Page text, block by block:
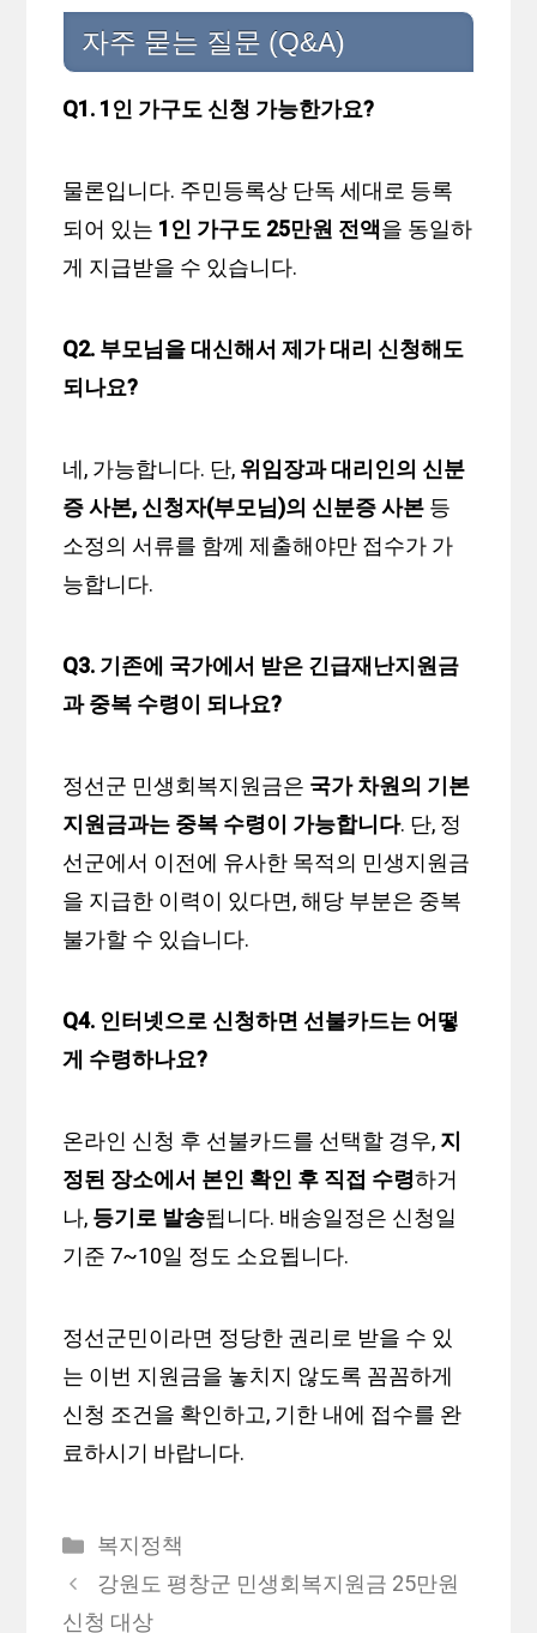
자주 묻는 질문 (Q&A)
Q1. 1인 가구도 신청 가능한가요?
물론입니다. 주민등록상 단독 세대로 등록
되어 있는 1인 가구도 25만원 전액을 동일하
게 지급받을 수 있습니다.
Q2. 부모님을 대신해서 제가 대리 신청해도
되나요?
네, 가능합니다. 단, 위임장과 대리인의 신분
증 사본, 신청자(부모님)의 신분증 사본 등
소정의 서류를 함께 제출해야만 접수가 가
능합니다.
Q3. 기존에 국가에서 받은 긴급재난지원금
과 중복 수령이 되나요?
정선군 민생회복지원금은 국가 차원의 기본
지원금과는 중복 수령이 가능합니다. 단, 정
선군에서 이전에 유사한 목적의 민생지원금
을 지급한 이력이 있다면, 해당 부분은 중복
불가할 수 있습니다.
Q4. 인터넷으로 신청하면 선불카드는 어떻
게 수령하나요?
온라인 신청 후 선불카드를 선택할 경우, 지
정된 장소에서 본인 확인 후 직접 수령하거
나, 등기로 발송됩니다. 배송일정은 신청일
기준 7~10일 정도 소요됩니다.
정선군민이라면 정당한 권리로 받을 수 있
는 이번 지원금을 놓치지 않도록 꼼꼼하게
신청 조건을 확인하고, 기한 내에 접수를 완
료하시기 바랍니다.
카
테
고
복지정책
강원도 평창군 민생회복지원금 25만원
신청 대상